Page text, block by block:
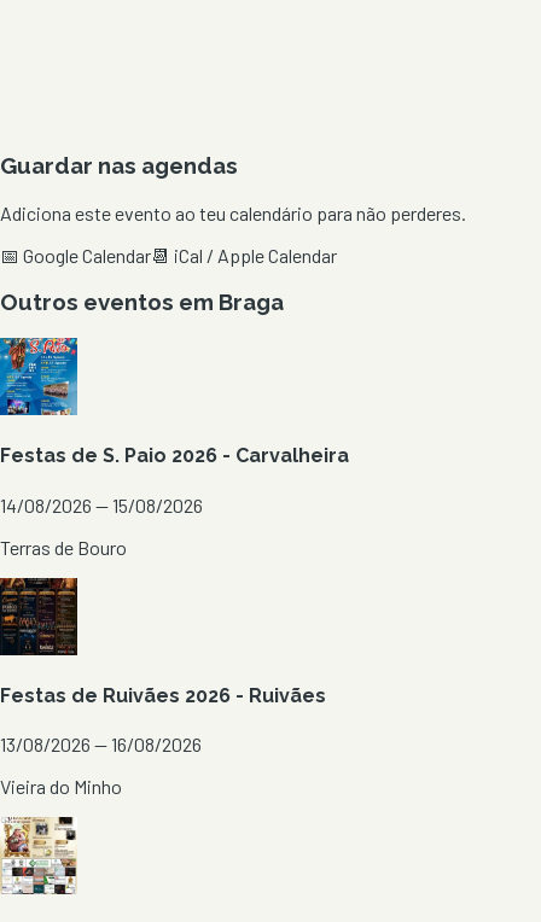
Guardar nas agendas
Adiciona este evento ao teu calendário para não perderes.
📅 Google Calendar📆 iCal / Apple Calendar
Outros eventos em Braga
Festas de S. Paio 2026 - Carvalheira
14/08/2026 — 15/08/2026
Terras de Bouro
Festas de Ruivães 2026 - Ruivães
13/08/2026 — 16/08/2026
Vieira do Minho